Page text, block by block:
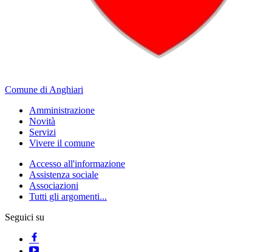
Comune di Anghiari
Amministrazione
Novità
Servizi
Vivere il comune
Accesso all'informazione
Assistenza sociale
Associazioni
Tutti gli argomenti...
Seguici su